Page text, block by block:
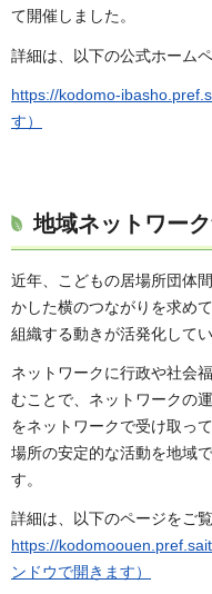
て開催しました。
詳細は、以下の公式ホーム
https://kodomo-
す）
地域ネットワー
近年、こどもの居場所団体
かした横のつながりを求め
組織する動きが活発化してい
ネットワークに行政や社会
むことで、ネットワークの
をネットワークで受け取っ
場所の安定的な活動を地域
す。
詳細は、以下のページをご覧
https://
ンドウで開きます）